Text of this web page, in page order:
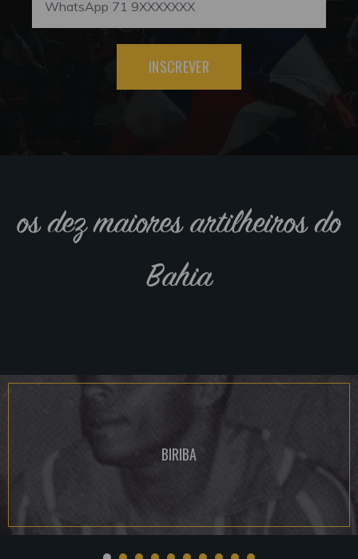
INSCREVER
os dez maiores artilheiros do
Bahia
BIRIBA